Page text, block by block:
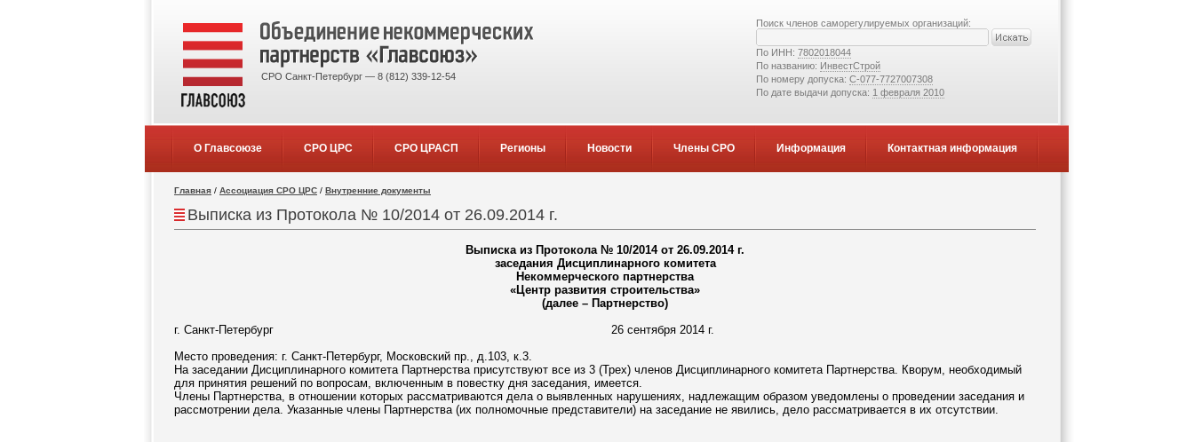
СРО Санкт-Петербург — 8 (812) 339-12-54
Поиск членов саморегулируемых организаций:
По ИНН: 7802018044
По названию: ИнвестСтрой
По номеру допуска: С-077-7727007308
По дате выдачи допуска: 1 февраля 2010
О Главсоюзе СРО ЦРС СРО ЦРАСП Регионы Новости Члены СРО Информация Контактная информация
Главная / Ассоциация СРО ЦРС / Внутренние документы
Выписка из Протокола № 10/2014 от 26.09.2014 г.
Выписка из Протокола № 10/2014 от 26.09.2014 г.
заседания Дисциплинарного комитета
Некоммерческого партнерства
«Центр развития строительства»
(далее – Партнерство)
г. Санкт-Петербург 26 сентября 2014 г.
Место проведения: г. Санкт-Петербург, Московский пр., д.103, к.3.
На заседании Дисциплинарного комитета Партнерства присутствуют все из 3 (Трех) членов Дисциплинарного комитета Партнерства. Кворум, необходимый
для принятия решений по вопросам, включенным в повестку дня заседания, имеется.
Члены Партнерства, в отношении которых рассматриваются дела о выявленных нарушениях, надлежащим образом уведомлены о проведении заседания и
рассмотрении дела. Указанные члены Партнерства (их полномочные представители) на заседание не явились, дело рассматривается в их отсутствии.